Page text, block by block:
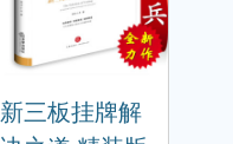
新三板挂牌解